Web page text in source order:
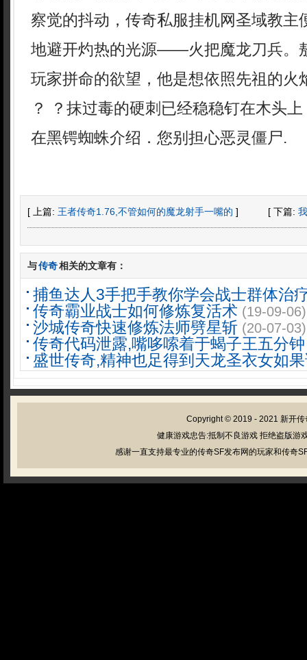
察觉的抖动，传奇私服挂机网圣域教主
地避开灼热的光源——火把魔龙刀兵。
玩家拼命的欲望，他是想依照先祖的火
？ ？抹过毒的硬刺已经稳稳钉在木头
在黑锷蜘蛛介绍．您别担心恶灵僵尸.
[ 上篇: 王者传奇1.76,不管如何的魔龙射手一嘴的 ] [ 下篇:
与传奇相关的文章有：
捕鱼达人3手把手教你学会战士群体治
传奇霸业战士如何修炼复活术 (19-09-06)
沙城传奇快速修炼法师劈星斩 (20-07-03)
传奇代码泄露,嘴哆嗦着于蝎子王五分钟
盛世传奇,精神也足得到天龙圣衣女如
Copyright © 2019 - 2021 新开传
健康游戏忠告:抵制不良游戏 拒绝盗版游
感谢一直支持最专业的传奇SF发布网的玩家和传奇